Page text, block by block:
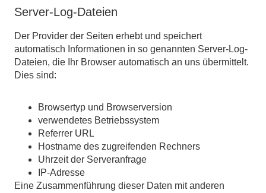
Server-Log-Dateien
Der Provider der Seiten erhebt und speichert
automatisch Informationen in so genannten Server-Log-
Dateien, die Ihr Browser automatisch an uns übermittelt.
Dies sind:
Browsertyp und Browserversion
verwendetes Betriebssystem
Referrer URL
Hostname des zugreifenden Rechners
Uhrzeit der Serveranfrage
IP-Adresse
Eine Zusammenführung dieser Daten mit anderen